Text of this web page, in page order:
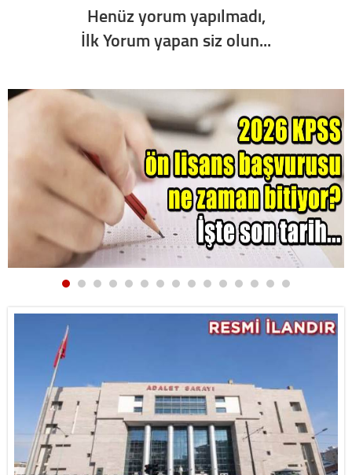
Henüz yorum yapılmadı,
İlk Yorum yapan siz olun...